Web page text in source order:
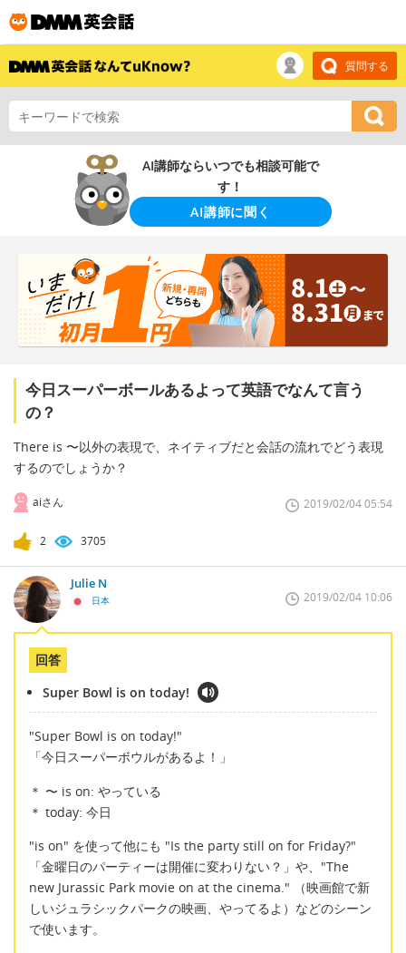
質問する
AI講師ならいつでも相談可能で
す！
AI講師に聞く
今日スーパーボールあるよって英語でなんて言う
の？
There is 〜以外の表現で、ネイティブだと会話の流れでどう表現
するのでしょうか？
aiさん 2019/02/04 05:54
2 3705
Julie N
日本 2019/02/04 10:06
回答
Super Bowl is on today!
"Super Bowl is on today!"
「今日スーパーボウルがあるよ！」
＊ 〜 is on: やっている
＊ today: 今日
"is on" を使って他にも "Is the party still on for Friday?"
「金曜日のパーティーは開催に変わりない？」や、"The
new Jurassic Park movie on at the cinema." （映画館で新
しいジュラシックパークの映画、やってるよ）などのシーン
で使います。